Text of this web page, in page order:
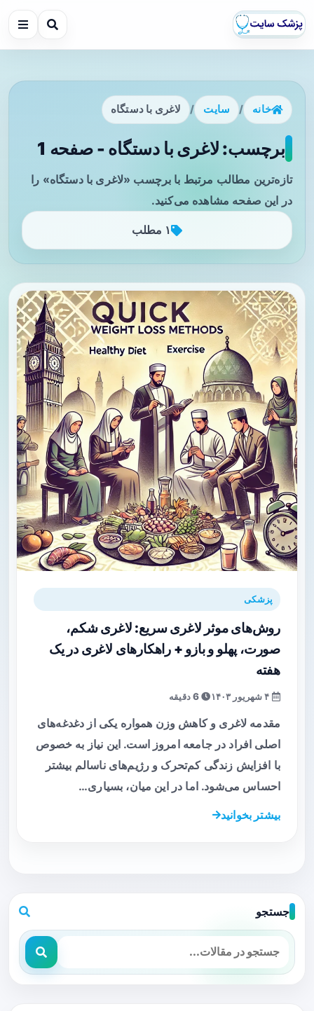
خانه / سایت / لاغری با دستگاه
برچسب: لاغری با دستگاه - صفحه 1
تازه‌ترین مطالب مرتبط با برچسب «لاغری با دستگاه» را
در این صفحه مشاهده می‌کنید.
۱ مطلب
پزشکی
روش‌های موثر لاغری سریع: لاغری شکم،
صورت، پهلو و بازو + راهکارهای لاغری در یک
هفته
6 دقیقه
مقدمه لاغری و کاهش وزن همواره یکی از دغدغه‌های
اصلی افراد در جامعه امروز است. این نیاز به خصوص
با افزایش زندگی کم‌تحرک و رژیم‌های ناسالم بیشتر
احساس می‌شود. اما در این میان، بسیاری…
بیشتر بخوانید
جستجو